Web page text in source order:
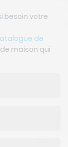
besoin votre
de
maison qui